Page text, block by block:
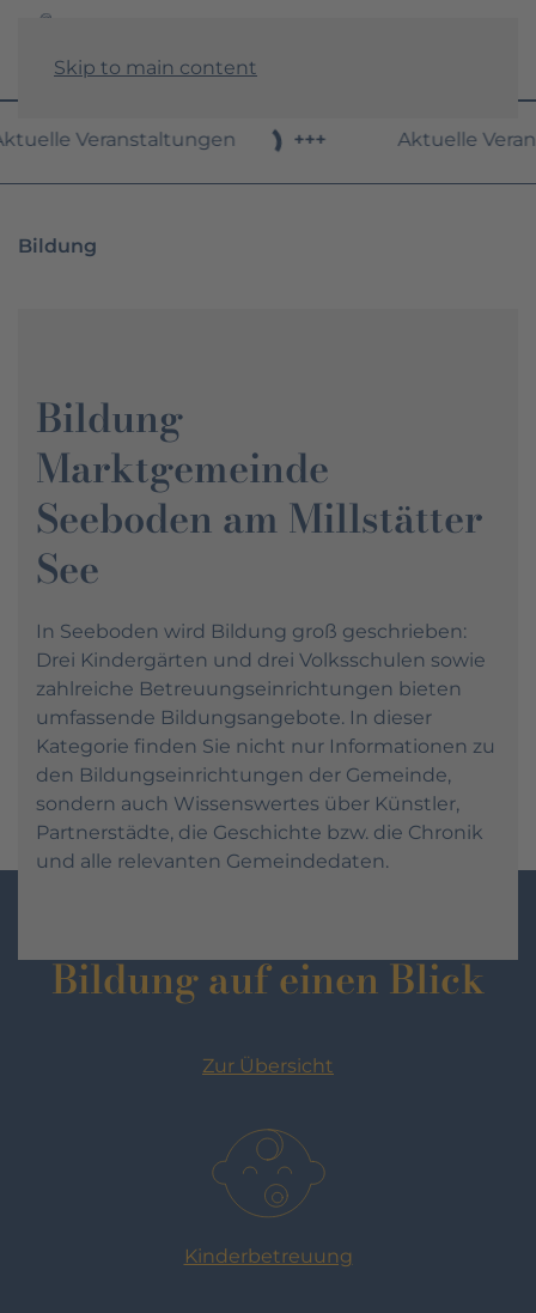
Skip to main content
Veranstaltungen +++ Aktuelle
Bildung
Bildung
Marktgemeinde
Seeboden am Millstätter
See
In Seeboden wird Bildung groß geschrieben:
Drei Kindergärten und drei Volksschulen sowie
zahlreiche Betreuungseinrichtungen bieten
umfassende Bildungsangebote. In dieser
Kategorie finden Sie nicht nur Informationen zu
den Bildungseinrichtungen der Gemeinde,
sondern auch Wissenswertes über Künstler,
Partnerstädte, die Geschichte bzw. die Chronik
und alle relevanten Gemeindedaten.
Bildung auf einen Blick
Zur Übersicht
Kinderbetreuung